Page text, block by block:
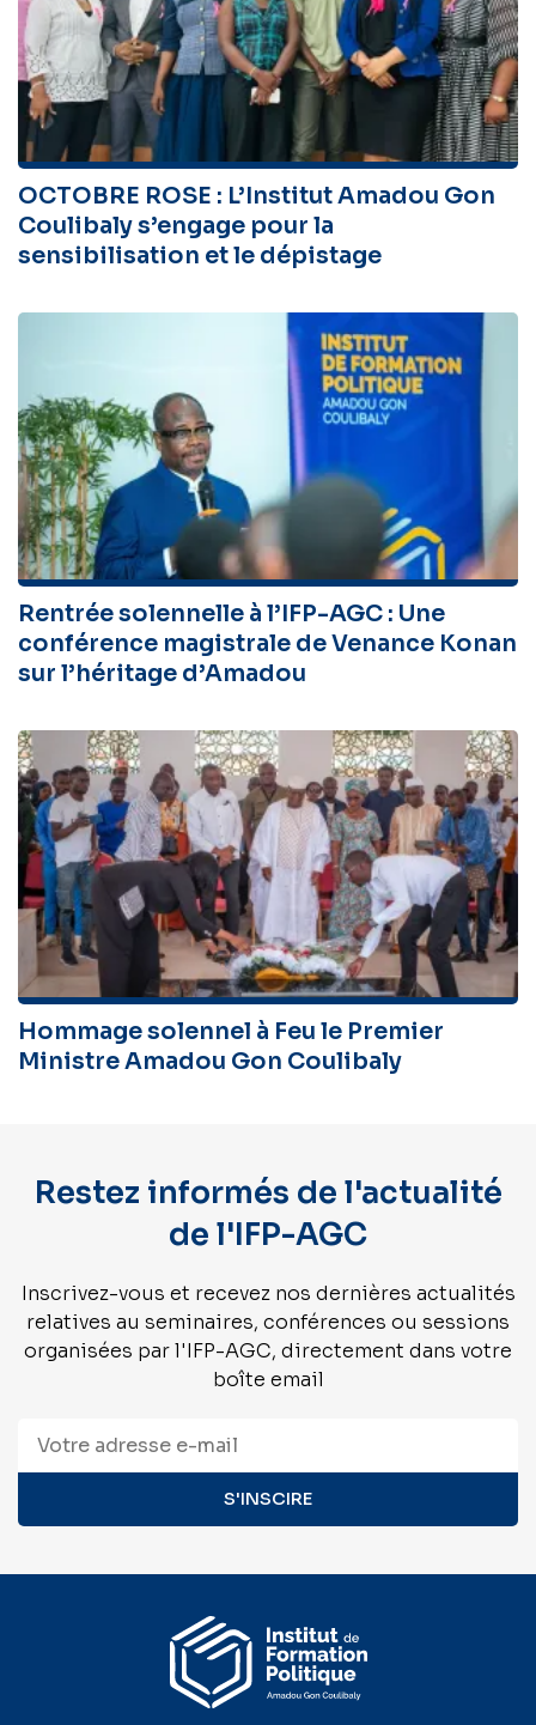
OCTOBRE ROSE : L’Institut Amadou Gon
Coulibaly s’engage pour la
sensibilisation et le dépistage
Rentrée solennelle à l’IFP-AGC : Une
conférence magistrale de Venance Konan
sur l’héritage d’Amadou
Hommage solennel à Feu le Premier
Ministre Amadou Gon Coulibaly
Restez informés de l'actualité
de l'IFP-AGC
Inscrivez-vous et recevez nos dernières actualités
relatives au seminaires, conférences ou sessions
organisées par l'IFP-AGC, directement dans votre
boîte email